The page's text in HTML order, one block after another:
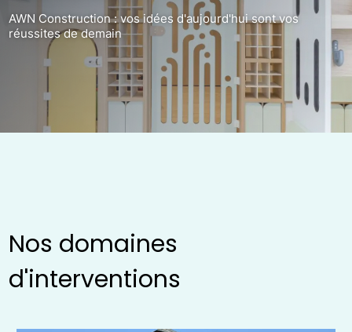
AWN Construction : vos idées d'aujourd'hui sont vos
réussites de demain
Nos domaines
d'interventions